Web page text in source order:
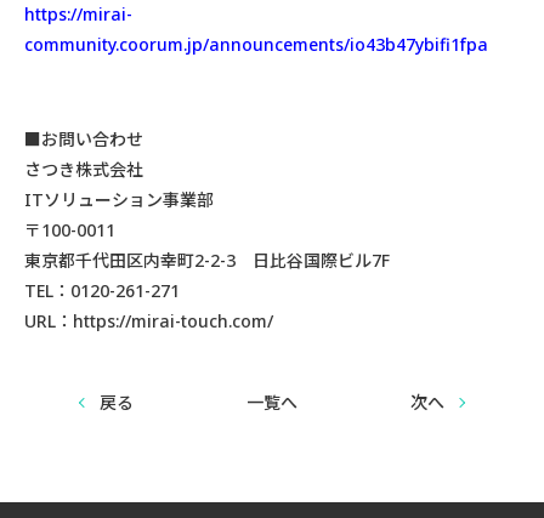
https://mirai-
community.coorum.jp/announcements/io43b47ybifi1fpa
■お問い合わせ
さつき株式会社
ITソリューション事業部
〒100-0011
東京都千代田区内幸町2-2-3 日比谷国際ビル7F
TEL：0120-261-271
URL：https://mirai-touch.com/
戻る 一覧へ 次へ